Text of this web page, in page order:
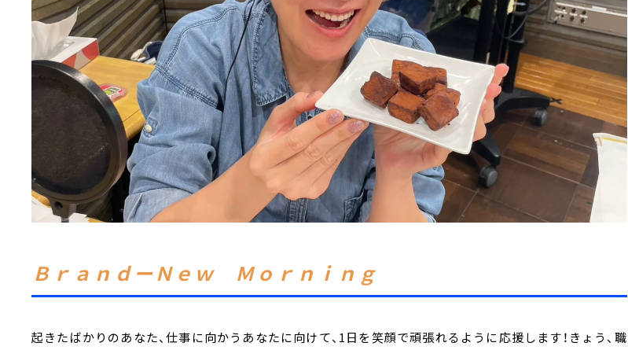
ＢｒａｎｄーＮｅｗ Ｍｏｒｎｉｎｇ
起きたばかりのあなた、仕事に向かうあなたに向けて、1日を笑顔で頑張れるように応援します！きょう、職